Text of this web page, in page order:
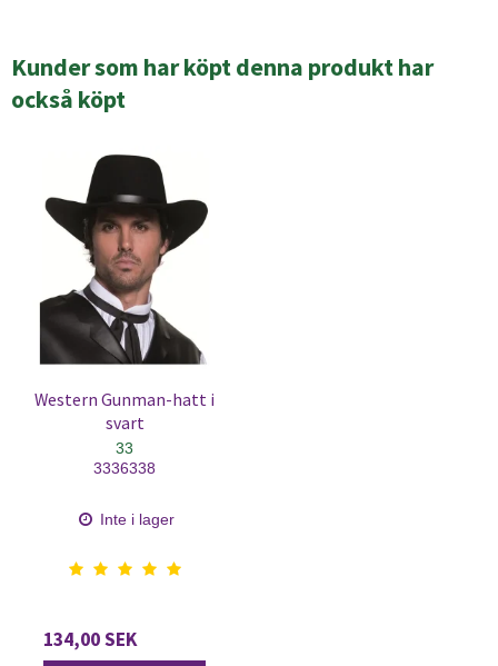
Kunder som har köpt denna produkt har
också köpt
Western Gunman-hatt i
svart
33
3336338
Inte i lager
134,00 SEK